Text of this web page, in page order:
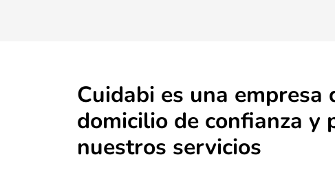
Cuidabi es una empresa
domicilio de confianza y
nuestros servicios